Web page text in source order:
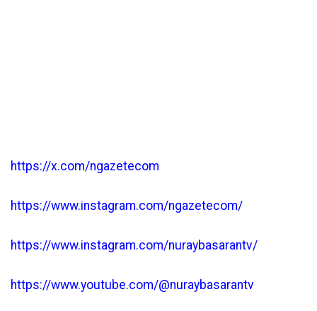
https://x.com/ngazetecom
https://www.instagram.com/ngazetecom/
https://www.instagram.com/nuraybasarantv/
https://www.youtube.com/@nuraybasarantv